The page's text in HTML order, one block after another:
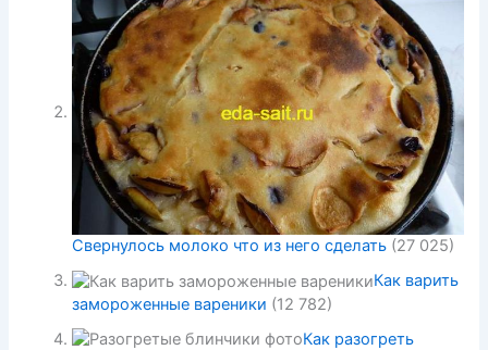
Свернулось молоко что из него сделать (27 025)
Как варить
замороженные вареники (12 782)
Как разогреть